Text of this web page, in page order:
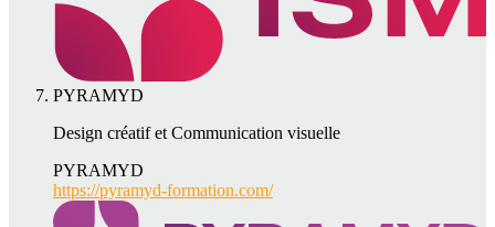
PYRAMYD
Design créatif et Communication visuelle
PYRAMYD
https://pyramyd-formation.com/